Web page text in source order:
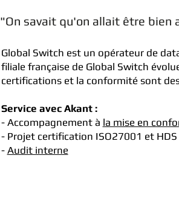
"On savait qu'on allait être bien
Global Switch est un opérateur de
filiale française de Global Switch
certifications et la conformité sont
Service avec Akant :
- Accompagnement à la mise en
- Projet certification ISO27001 et HDS
- Audit interne